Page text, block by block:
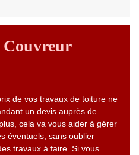
Couvreur
de vos travaux de toiture ne
un devis auprès de
cela va vous aider à gérer
éventuels, sans oublier
travaux à faire. Si vous